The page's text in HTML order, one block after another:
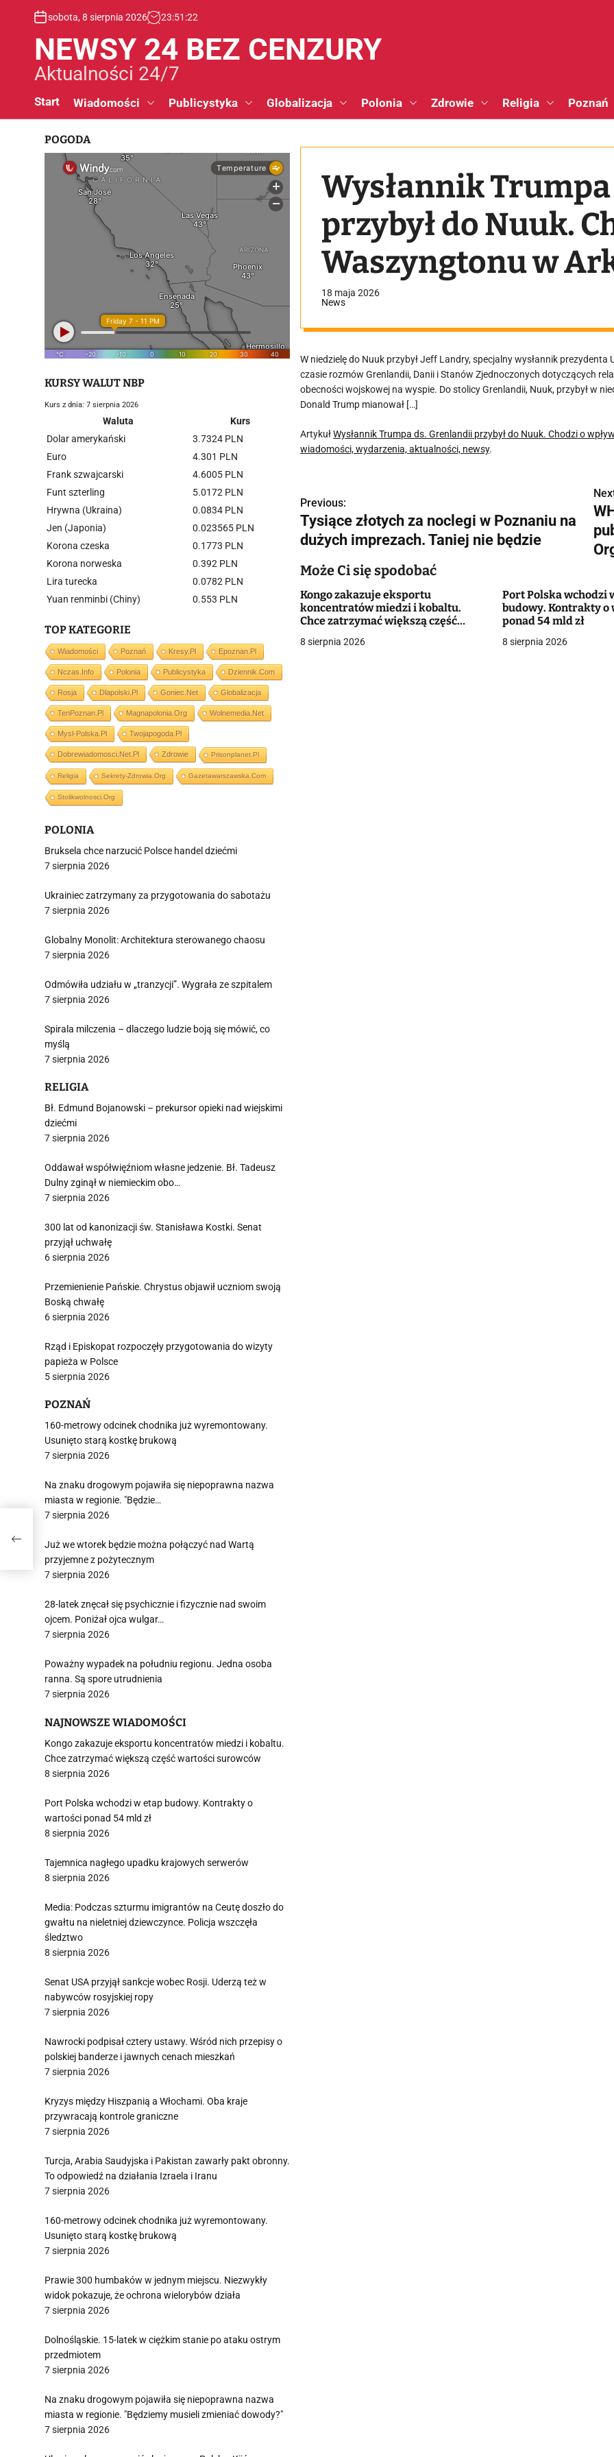
sobota, 8 sierpnia 2026 23:51 :22
NEWSY 24 BEZ CENZURY
Aktualności 24/7
Start Wiadomości Publicystyka Globalizacja Polonia Zdrowie Religia Poznań
Wysłannik
przybył do Nuuk.
Waszyngtonu w
18 maja 2026
News
W niedzielę do Nuuk przybył Jeff Landry, specjalny wysłannik
czasie rozmów Grenlandii, Danii i Stanów Zjednoczonych dotyczących
obecności wojskowej na wyspie. Do stolicy Grenlandii, Nuuk, przybył w
Donald Trump mianował […]
ArtykułWysłannik Trumpa ds. Grenlandii przybył do Nuuk. Chodzi o
wiadomości, wydarzenia, aktualności, newsy.
N
a
w
i
g
a
Previous:
Tysiące złotych za noclegi w Poznaniu na
dużych imprezach. Taniej nie będzie
Może Ci się spodobać
Kongo zakazuje eksportu
koncentratów miedzi i kobaltu.
Chce zatrzymać większą część
8 sierpnia 2026
Port Polska wchodzi
budowy. Kontrakty o
ponad 54 mld zł
8 sierpnia 2026
POGODA
KURSY WALUT NBP
Kurs z dnia: 7 sierpnia 2026
Waluta
Kurs
Dolar amerykański
3.7324 PLN
Euro
4.301 PLN
Frank szwajcarski
4.6005 PLN
Funt szterling
5.0172 PLN
Hrywna (Ukraina)
0.0834 PLN
Jen (Japonia)
0.023565 PLN
Korona czeska
0.1773 PLN
Korona norweska
0.392 PLN
Lira turecka
0.0782 PLN
Yuan renminbi (Chiny)
0.553 PLN
TOP KATEGORIE
Wiadomości Poznań Kresy.pl Epoznan.pl
Nczas.info Polonia Publicystyka Dziennik.com
Rosja Dlapolski.pl Goniec.net Globalizacja
TenPoznan.pl Magnapolonia.org Wolnemedia.net
Mysl-Polska.pl Twojapogoda.pl
Dobrewiadomosci.net.pl Zdrowie Prisonplanet.pl
Religia Sekrety-Zdrowia.org Gazetawarszawska.com
Stolikwolnosci.org
POLONIA
Bruksela chce narzucić Polsce handel dziećmi
7 sierpnia 2026
Ukrainiec zatrzymany za przygotowania do sabotażu
7 sierpnia 2026
Globalny Monolit: Architektura sterowanego chaosu
7 sierpnia 2026
Odmówiła udziału w „tranzycji”. Wygrała ze szpitalem
7 sierpnia 2026
Spirala milczenia – dlaczego ludzie boją się mówić, co
myślą
7 sierpnia 2026
RELIGIA
Bł. Edmund Bojanowski – prekursor opieki nad wiejskimi
dziećmi
7 sierpnia 2026
Oddawał współwięźniom własne jedzenie. Bł. Tadeusz
Dulny zginął w niemieckim obo…
7 sierpnia 2026
300 lat od kanonizacji św. Stanisława Kostki. Senat
przyjął uchwałę
6 sierpnia 2026
Przemienienie Pańskie. Chrystus objawił uczniom swoją
Boską chwałę
6 sierpnia 2026
Rząd i Episkopat rozpoczęły przygotowania do wizyty
papieża w Polsce
5 sierpnia 2026
POZNAŃ
160-metrowy odcinek chodnika już wyremontowany.
Usunięto starą kostkę brukową
7 sierpnia 2026
Na znaku drogowym pojawiła się niepoprawna nazwa
miasta w regionie. "Będzie…
7 sierpnia 2026
Już we wtorek będzie można połączyć nad Wartą
przyjemne z pożytecznym
7 sierpnia 2026
28-latek znęcał się psychicznie i fizycznie nad swoim
ojcem. Poniżał ojca wulgar…
7 sierpnia 2026
Poważny wypadek na południu regionu. Jedna osoba
ranna. Są spore utrudnienia
7 sierpnia 2026
NAJNOWSZE WIADOMOŚCI
Kongo zakazuje eksportu koncentratów miedzi i kobaltu.
Chce zatrzymać większą część wartości surowców
8 sierpnia 2026
Port Polska wchodzi w etap budowy. Kontrakty o
wartości ponad 54 mld zł
8 sierpnia 2026
Tajemnica nagłego upadku krajowych serwerów
8 sierpnia 2026
Media: Podczas szturmu imigrantów na Ceutę doszło do
gwałtu na nieletniej dziewczynce. Policja wszczęła
śledztwo
8 sierpnia 2026
Senat USA przyjął sankcje wobec Rosji. Uderzą też w
nabywców rosyjskiej ropy
7 sierpnia 2026
Nawrocki podpisał cztery ustawy. Wśród nich przepisy o
polskiej banderze i jawnych cenach mieszkań
7 sierpnia 2026
Kryzys między Hiszpanią a Włochami. Oba kraje
przywracają kontrole graniczne
7 sierpnia 2026
Turcja, Arabia Saudyjska i Pakistan zawarły pakt obronny.
To odpowiedź na działania Izraela i Iranu
7 sierpnia 2026
160-metrowy odcinek chodnika już wyremontowany.
Usunięto starą kostkę brukową
7 sierpnia 2026
Prawie 300 humbaków w jednym miejscu. Niezwykły
widok pokazuje, że ochrona wielorybów działa
7 sierpnia 2026
Dolnośląskie. 15-latek w ciężkim stanie po ataku ostrym
przedmiotem
7 sierpnia 2026
Na znaku drogowym pojawiła się niepoprawna nazwa
miasta w regionie. "Będziemy musieli zmieniać dowody?"
7 sierpnia 2026